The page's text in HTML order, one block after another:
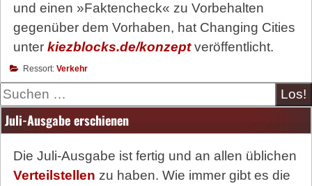
und einen »Faktencheck« zu Vorbehalten
gegenüber dem Vorhaben, hat Changing Cities
unter kiezblocks.de/konzeptveröffentlicht.
Ressort: Verkehr
Suche
Juli-Ausgabe erschienen
Die Juli-Ausgabe ist fertig und an allen üblichen
Verteilstellen zu haben. Wie immer gibt es die